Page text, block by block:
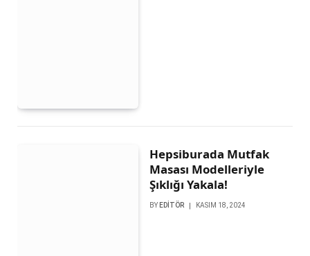
Hepsiburada Mutfak
Masası Modelleriyle
Şıklığı Yakala!
BY EDITÖR KASIM 18, 2024